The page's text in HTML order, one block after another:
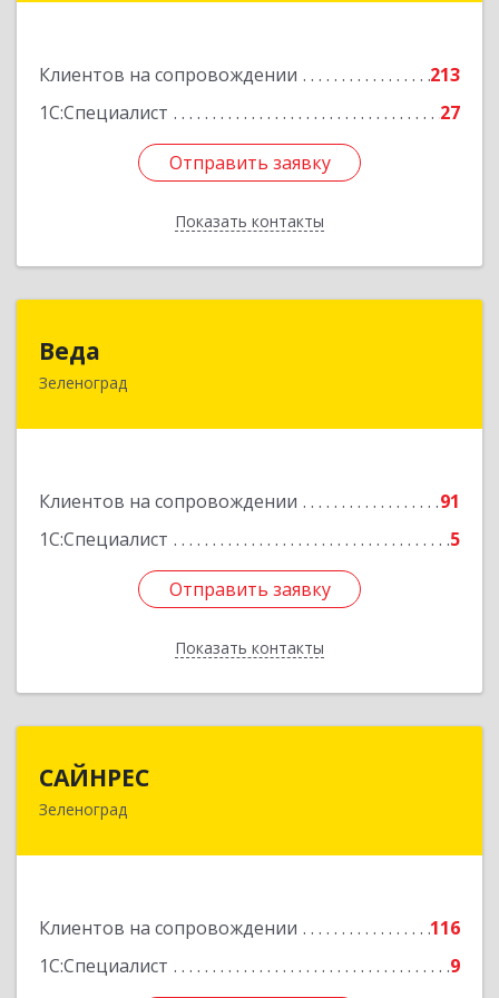
Клиентов на сопровождении
213
1С:Специалист
27
Отправить заявку
Показать контакты
Отправить заявку
Назад
Веда
Зеленоград
Клиентов на сопровождении
91
1С:Специалист
5
Отправить заявку
Показать контакты
124683, Москва г, Зеленоград г, корпус 1504,
Отправить заявку
Назад
САЙНРЕС
Зеленоград
Клиентов на сопровождении
116
1С:Специалист
9
124365, Москва г, Зеленоград г, корпус 2307А,